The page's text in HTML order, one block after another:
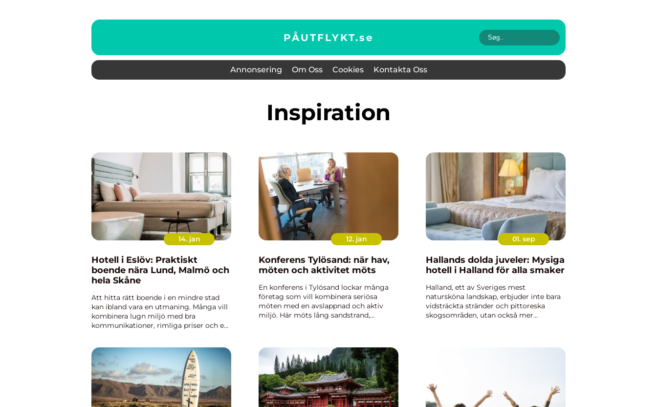
PÅUTFLYKT.se
Annonsering Om Oss Cookies Kontakta Oss
inspiration
14. jan
Hotell i Eslöv: Praktiskt
boende nära Lund, Malmö och
hela Skåne
Att hitta rätt boende i en mindre stad
kan ibland vara en utmaning. Många vill
kombinera lugn miljö med bra
kommunikationer, rimliga priser och en
12. jan
Konferens Tylösand: när hav,
möten och aktivitet möts
En konferens i Tylösand lockar många
företag som vill kombinera seriösa
möten med en avslappnad och aktiv
miljö. Här möts lång sandstrand,
01. sep
Hallands dolda juveler: Mysiga
hotell i Halland för alla smaker
Halland, ett av Sveriges mest
natursköna landskap, erbjuder inte bara
vidsträckta stränder och pittoreska
skogsområden, utan också mer